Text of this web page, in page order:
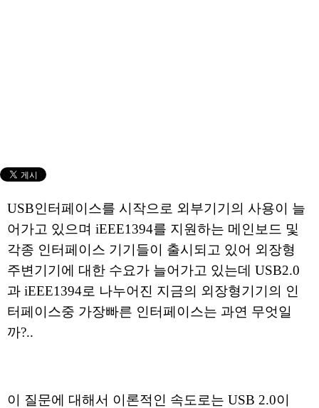
USB인터페이스를 시작으로 외부기기의 사용이 늘
어가고 있으며 iEEE1394를 지원하는 메인보드 및
각종 인터페이스 기기들이 출시되고 있어 외장형
주변기기에 대한 수요가 늘어가고 있는데 USB2.0
과 iEEE1394로 나누어진 지금의 외장형기기의 인
터페이스중 가장빠른 인터페이스는 과연 무엇일
까?..
이 질문에 대해서 이론적인 속도로는 USB 2.0이